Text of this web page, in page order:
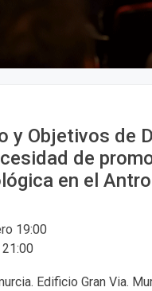
y Objetivos de
de
en el
19:00
Edificio Gran Via.